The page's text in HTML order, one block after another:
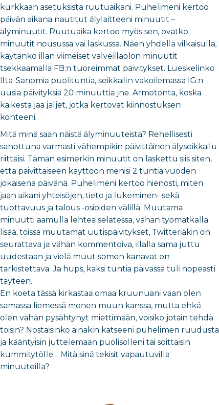
kurkkaan asetuksista ruutuaikani. Puhelimeni kertoo
päivän aikana nautitut älylaitteeni minuutit –
älyminuutit. Ruutuaika kertoo myös sen, ovatko
minuutit nousussa vai laskussa. Näen yhdellä vilkaisulla,
käytänkö illan viimeiset valveillaolon minuutit
tsekkaamalla FB:n tuoreimmat päivitykset. Lueskelinko
Ilta-Sanomia puolituntia, seikkailin vakoilemassa IG:n
uusia päivityksiä 20 minuuttia jne. Armotonta, koska
kaikesta jää jäljet, jotka kertovat kiinnostuksen
kohteeni.
Mitä minä saan näistä älyminuuteista? Rehellisesti
sanottuna varmasti vähempikin päivittäinen älyseikkailu
riittäisi. Tämän esimerkin minuutit on laskettu siis siten,
että päivittäiseen käyttöön menisi 2 tuntia vuoden
jokaisena päivänä. Puhelimeni kertoo hienosti, miten
jaan aikani yhteisöjen, tieto ja lukeminen- sekä
tuottavuus ja talous -osioiden välillä. Muutama
minuutti aamulla lehteä selatessa, vähän työmatkalla
lisää, töissä muutamat uutispäivitykset, Twitteriäkin on
seurattava ja vähän kommentoiva, illalla sama juttu
uudestaan ja vielä muut somen kanavat on
tarkistettava. Ja hups, kaksi tuntia päivässä tuli nopeasti
täyteen.
En koeta tässä kirkastaa omaa kruunuani vaan olen
samassa liemessä monen muun kanssa, mutta ehkä
olen vähän pysähtynyt miettimään, voisiko jotain tehdä
toisin? Nostaisinko ainakin katseeni puhelimen ruudusta
ja kääntyisin juttelemaan puolisolleni tai soittaisin
kummitytölle… Mitä sinä tekisit vapautuvilla
minuuteilla?